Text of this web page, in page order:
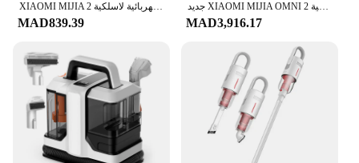
XIAOMI MIJIA مكنسة كهربائية لاسلكية 2 Lite B204 Home 16kPa قوية إعصار شفط كنس أدوات تنظيف فرشاة متعددة الوظائف
MAD839.39
جديد XIAOMI MIJIA OMNI 2 جهاز آلي لتنظيف الأتربة مجموعة ممسحة التنظيف الذاتي وثيقة فارغة الغبار المنزل آلة التخلص من الأوساخ قاعدة ذكية
MAD3,916.17